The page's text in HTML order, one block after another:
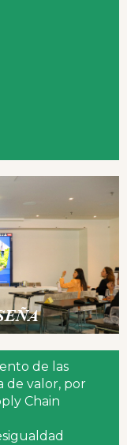
de las
de valor, por
Chain